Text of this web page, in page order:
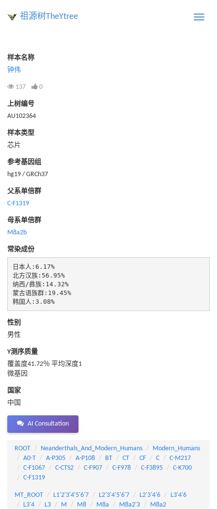
Toggle
祖源树TheYtree
样本名称
钟伟
137 0
上树编号
AU102364
样本类型
芯片
参考基因组
hg19 / GRCh37
父系单倍群
C-F1319
母系单倍群
M8a2b
常染成份
日本人:6.17%
北方汉族:56.95%
纳西/彝族:14.32%
蒙古语族群:19.45%
韩国人:3.08%
性别
男性
Y测序质量
覆盖度41.72％ 平均深度1
微基因
国家
中国
AI Consultation
ROOT Neanderthals_And_Modern_Humans
Modern_Humans
A0-T
A-P305 A-P108 BT CT CF C
C-M217
C-F1067
C-CTS2 C-F907 C-F978 C-F3895
C-K700
C-F1319
MT_ROOT L1'2'3'4'5'6'7 L2'3'4'5'6'7 L2'3'4'6
L3'4'6
L3'4
L3 M M8 M8a M8a2'3
M8a2